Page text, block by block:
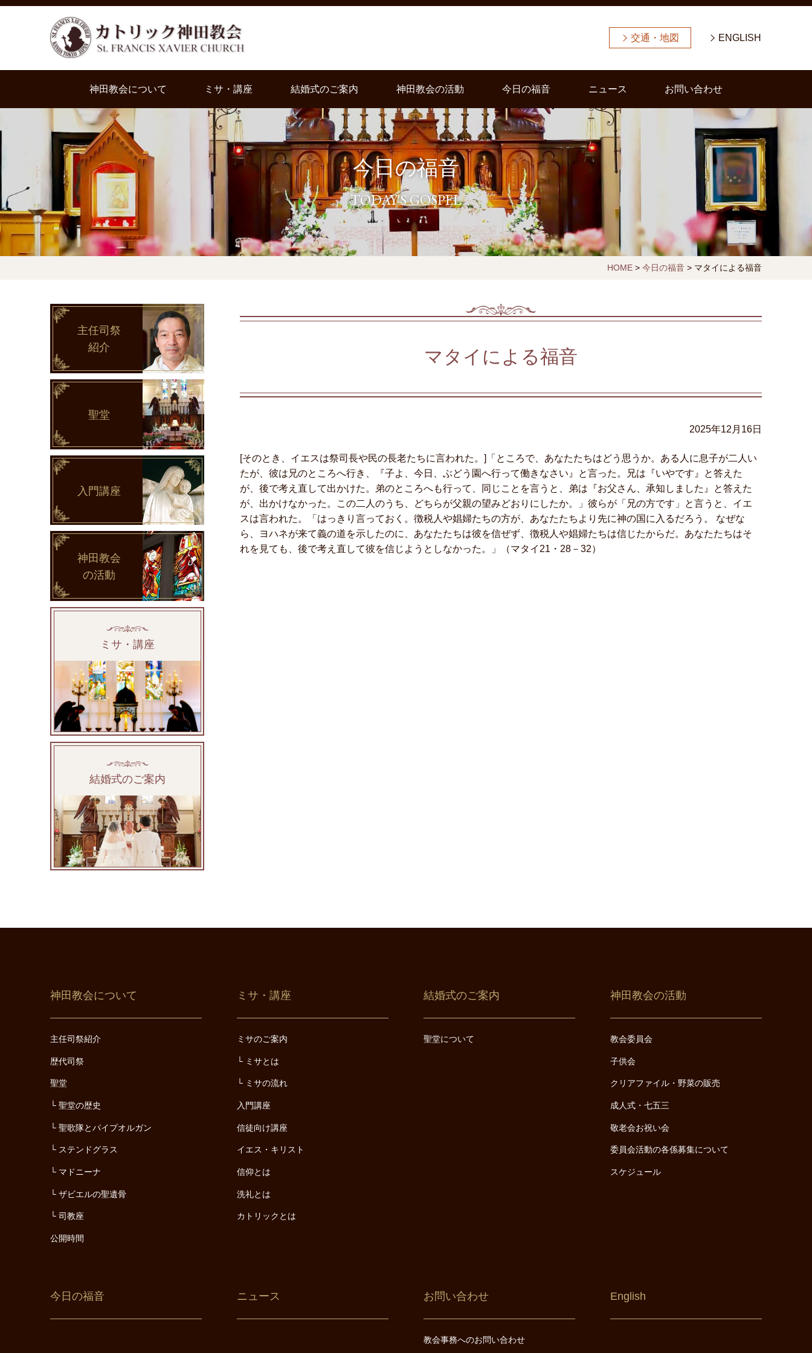
交通・地図 ENGLISH
神田教会について ミサ・講座 結婚式のご案内 神田教会の活動 今日の福音 ニュース お問い合わせ
今日の福音
TODAY'S GOSPEL
HOME> 今日の福音> マタイによる福音
マタイによる福音
2025年12月16日
[そのとき、イエスは祭司長や民の長老たちに言われた。]「ところで、あなたたちはどう思うか。ある人に息子が二人い
たが、彼は兄のところへ行き、『子よ、今日、ぶどう園へ行って働きなさい』と言った。兄は『いやです』と答えた
が、後で考え直して出かけた。弟のところへも行って、同じことを言うと、弟は『お父さん、承知しました』と答えた
が、出かけなかった。この二人のうち、どちらが父親の望みどおりにしたか。」彼らが「兄の方です」と言うと、イエ
スは言われた。「はっきり言っておく。徴税人や娼婦たちの方が、あなたたちより先に神の国に入るだろう。 なぜな
ら、ヨハネが来て義の道を示したのに、あなたたちは彼を信ぜず、徴税人や娼婦たちは信じたからだ。あなたたちはそ
れを見ても、後で考え直して彼を信じようとしなかった。」（マタイ21・28－32）
主任司祭
紹介
聖堂
入門講座
神田教会
の活動
ミサ・講座
結婚式のご案内
神田教会について
主任司祭紹介
歴代司祭
聖堂
聖堂の歴史
聖歌隊とパイプオルガン
ステンドグラス
マドニーナ
ザビエルの聖遺骨
司教座
公開時間
ミサ・講座
ミサのご案内
ミサとは
ミサの流れ
入門講座
信徒向け講座
イエス・キリスト
信仰とは
洗礼とは
カトリックとは
結婚式のご案内
聖堂について
神田教会の活動
教会委員会
子供会
クリアファイル・野菜の販売
成人式・七五三
敬老会お祝い会
委員会活動の各係募集について
スケジュール
今日の福音 ニュース お問い合わせ
教会事務へのお問い合わせ
English